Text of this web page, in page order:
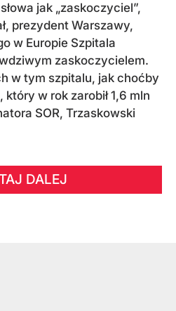
jak „zaskoczyciel”,
prezydent Warszawy,
w Europie Szpitala
zaskoczycielem.
w tym szpitalu, jak choćby
w rok zarobił 1,6 mln
SOR, Trzaskowski
DALEJ